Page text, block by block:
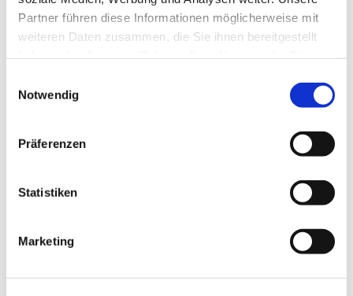
Partner führen diese Informationen möglicherweise mit
weiteren Daten zusammen, die Sie ihnen bereitgestellt
Notwendig
Präferenzen
Statistiken
Marketing